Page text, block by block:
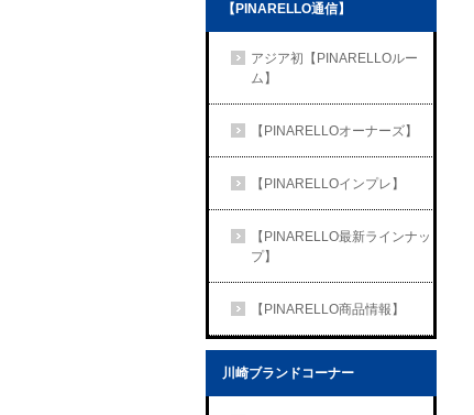
【PINARELLO通信】
アジア初【PINARELLOルー
ム】
【PINARELLOオーナーズ】
【PINARELLOインプレ】
【PINARELLO最新ラインナッ
プ】
【PINARELLO商品情報】
川崎ブランドコーナー